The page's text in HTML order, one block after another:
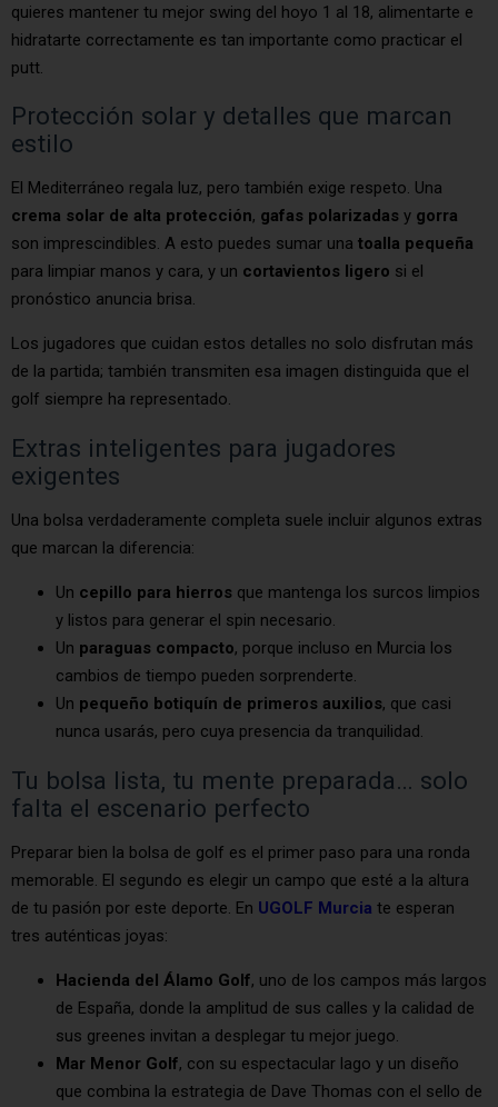
quieres mantener tu mejor swing del hoyo 1 al 18, alimentarte e
hidratarte correctamente es tan importante como practicar el
putt.
Protección solar y detalles que marcan
estilo
El Mediterráneo regala luz, pero también exige respeto. Una
crema solar de alta protección, gafas polarizadas y gorra
son imprescindibles. A esto puedes sumar una toalla pequeña
para limpiar manos y cara, y un cortavientos ligero si el
pronóstico anuncia brisa.
Los jugadores que cuidan estos detalles no solo disfrutan más
de la partida; también transmiten esa imagen distinguida que el
golf siempre ha representado.
Extras inteligentes para jugadores
exigentes
Una bolsa verdaderamente completa suele incluir algunos extras
que marcan la diferencia:
Un cepillo para hierros que mantenga los surcos limpios
y listos para generar el spin necesario.
Un paraguas compacto, porque incluso en Murcia los
cambios de tiempo pueden sorprenderte.
Un pequeño botiquín de primeros auxilios, que casi
nunca usarás, pero cuya presencia da tranquilidad.
Tu bolsa lista, tu mente preparada… solo
falta el escenario perfecto
Preparar bien la bolsa de golf es el primer paso para una ronda
memorable. El segundo es elegir un campo que esté a la altura
de tu pasión por este deporte. En UGOLF Murcia te esperan
tres auténticas joyas:
Hacienda del Álamo Golf, uno de los campos más largos
de España, donde la amplitud de sus calles y la calidad de
sus greenes invitan a desplegar tu mejor juego.
Mar Menor Golf, con su espectacular lago y un diseño
que combina la estrategia de Dave Thomas con el sello de